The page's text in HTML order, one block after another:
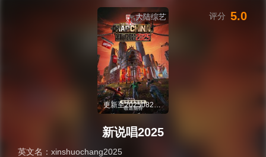
大陆综艺
更新至20250824期
新说唱2025
英文名： xinshuochang2025
评分 5.0